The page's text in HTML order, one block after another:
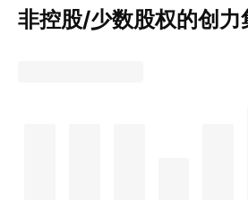
非控股/少数股权的创力